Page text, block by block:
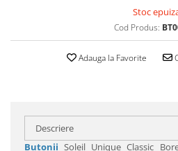
Stoc
Cod Produs:
Adauga la Favorite
Descriere
Butonii Soleil Unique Classic